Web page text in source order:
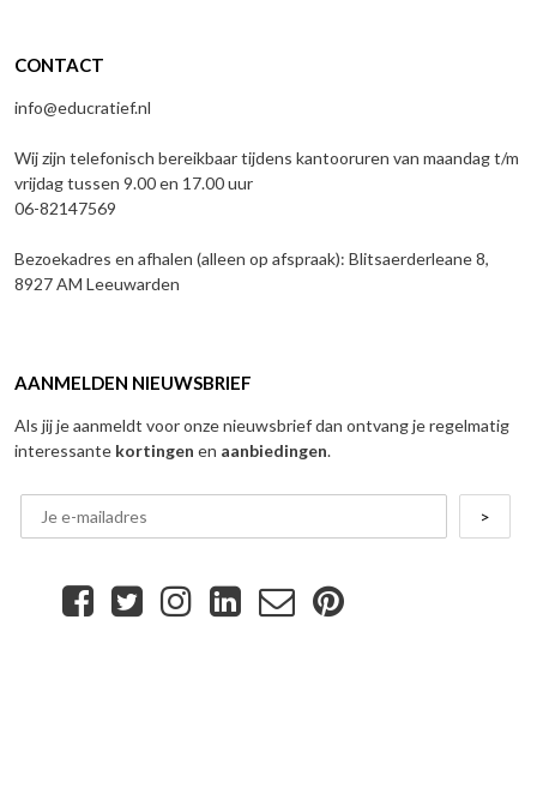
CONTACT
info@educratief.nl
Wij zijn telefonisch bereikbaar tijdens kantooruren van maandag t/m
vrijdag tussen 9.00 en 17.00 uur
06-82147569
Bezoekadres en afhalen (alleen op afspraak): Blitsaerderleane 8,
8927 AM Leeuwarden
AANMELDEN NIEUWSBRIEF
Als jij je aanmeldt voor onze nieuwsbrief dan ontvang je regelmatig
interessante kortingen en aanbiedingen.